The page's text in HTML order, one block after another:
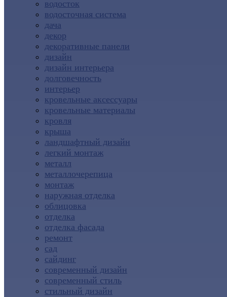
водосток
водосточная система
дача
декор
декоративные панели
дизайн
дизайн интерьера
долговечность
интерьер
кровельные аксессуары
кровельные материалы
кровля
крыша
ландшафтный дизайн
легкий монтаж
металл
металлочерепица
монтаж
наружная отделка
облицовка
отделка
отделка фасада
ремонт
сад
сайдинг
современный дизайн
современный стиль
стильный дизайн